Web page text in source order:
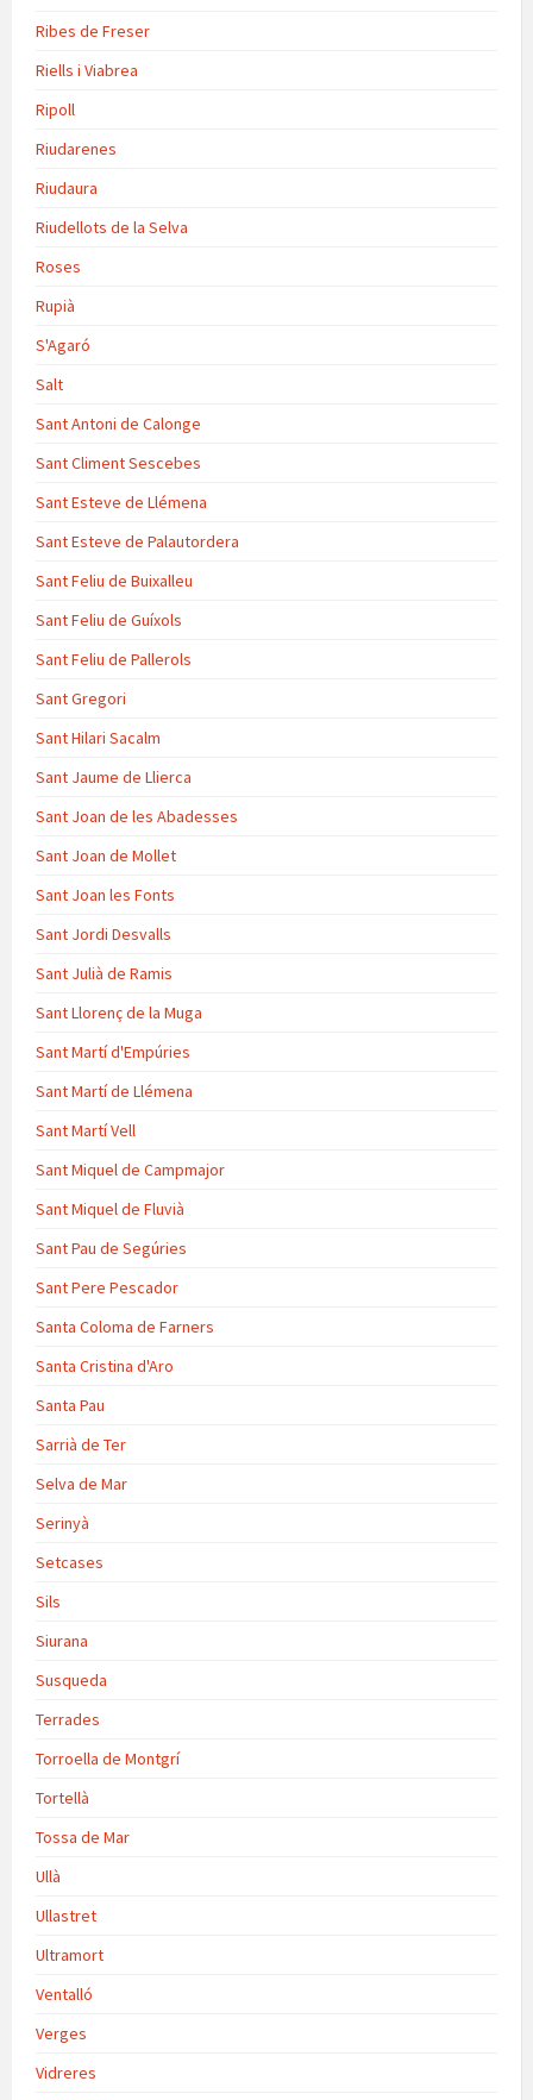
Ribes de Freser
Riells i Viabrea
Ripoll
Riudarenes
Riudaura
Riudellots de la Selva
Roses
Rupià
S'Agaró
Salt
Sant Antoni de Calonge
Sant Climent Sescebes
Sant Esteve de Llémena
Sant Esteve de Palautordera
Sant Feliu de Buixalleu
Sant Feliu de Guíxols
Sant Feliu de Pallerols
Sant Gregori
Sant Hilari Sacalm
Sant Jaume de Llierca
Sant Joan de les Abadesses
Sant Joan de Mollet
Sant Joan les Fonts
Sant Jordi Desvalls
Sant Julià de Ramis
Sant Llorenç de la Muga
Sant Martí d'Empúries
Sant Martí de Llémena
Sant Martí Vell
Sant Miquel de Campmajor
Sant Miquel de Fluvià
Sant Pau de Segúries
Sant Pere Pescador
Santa Coloma de Farners
Santa Cristina d'Aro
Santa Pau
Sarrià de Ter
Selva de Mar
Serinyà
Setcases
Sils
Siurana
Susqueda
Terrades
Torroella de Montgrí
Tortellà
Tossa de Mar
Ullà
Ullastret
Ultramort
Ventalló
Verges
Vidreres